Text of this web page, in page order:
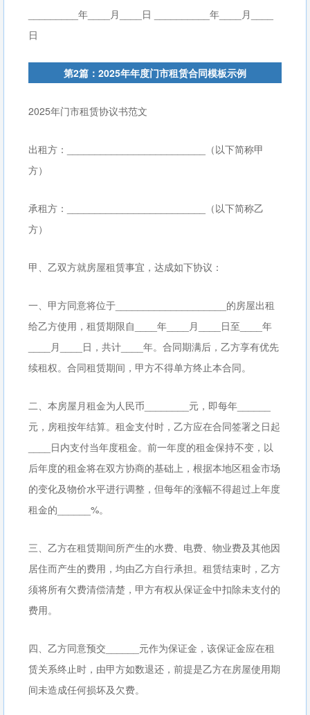
_________年____月____日 __________年____月____
日
第2篇：2025年年度门市租赁合同模板示例
2025年门市租赁协议书范文
出租方：_________________________（以下简称甲
方）
承租方：_________________________（以下简称乙
方）
甲、乙双方就房屋租赁事宜，达成如下协议：
一、甲方同意将位于____________________的房屋出租
给乙方使用，租赁期限自____年____月____日至____年
____月____日，共计____年。合同期满后，乙方享有优先
续租权。合同租赁期间，甲方不得单方终止本合同。
二、本房屋月租金为人民币________元，即每年______
元，房租按年结算。租金支付时，乙方应在合同签署之日起
____日内支付当年度租金。前一年度的租金保持不变，以
后年度的租金将在双方协商的基础上，根据本地区租金市场
的变化及物价水平进行调整，但每年的涨幅不得超过上年度
租金的______%。
三、乙方在租赁期间所产生的水费、电费、物业费及其他因
居住而产生的费用，均由乙方自行承担。租赁结束时，乙方
须将所有欠费清偿清楚，甲方有权从保证金中扣除未支付的
费用。
四、乙方同意预交______元作为保证金，该保证金应在租
赁关系终止时，由甲方如数退还，前提是乙方在房屋使用期
间未造成任何损坏及欠费。